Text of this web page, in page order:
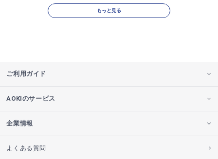
もっと見る
ご利用ガイド
AOKIのサービス
企業情報
よくある質問